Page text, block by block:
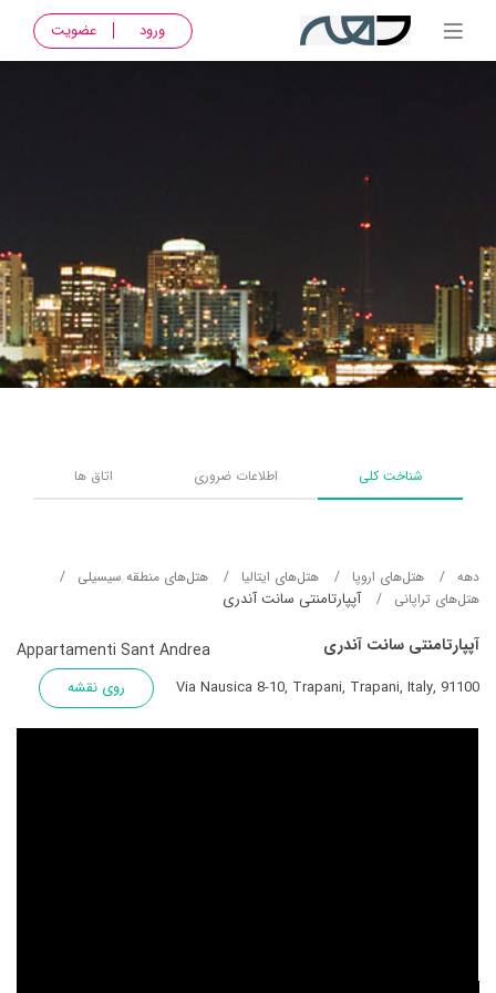
ورود عضویت
شناخت کلی اطلاعات ضروری اتاق ها
دهه هتل‌های اروپا هتل‌های ایتالیا
هتل‌های منطقه سیسیلی
هتل‌های تراپانی
آپپارتامنتی سانت آندری
آپپارتامنتی سانت آندری Appartamenti Sant Andrea
Via Nausica 8-10, Trapani, Trapani, Italy, 91100 روی نقشه